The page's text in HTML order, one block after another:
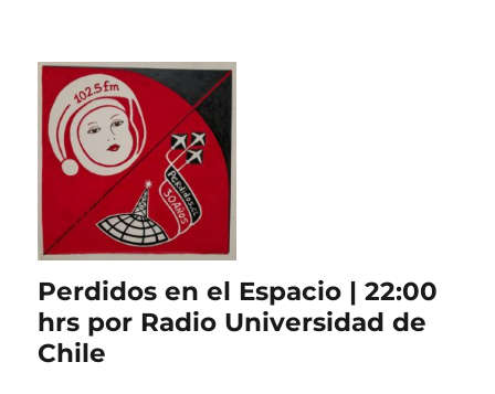
Perdidos en el Espacio | 22:00
hrs por Radio Universidad de
Chile